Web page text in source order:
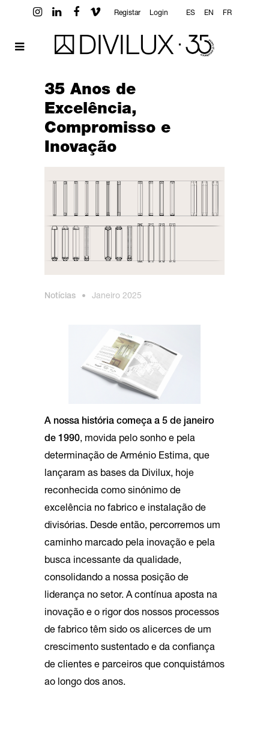
Registar Login ES EN FR
35 Anos de
Excelência,
Compromisso e
Inovação
Notícias • Janeiro 2025
A nossa história começa a 5 de janeiro
de 1990, movida pelo sonho e pela
determinação de Arménio Estima, que
lançaram as bases da Divilux, hoje
reconhecida como sinónimo de
excelência no fabrico e instalação de
divisórias. Desde então, percorremos um
caminho marcado pela inovação e pela
busca incessante da qualidade,
consolidando a nossa posição de
liderança no setor. A contínua aposta na
inovação e o rigor dos nossos processos
de fabrico têm sido os alicerces de um
crescimento sustentado e da confiança
de clientes e parceiros que conquistámos
ao longo dos anos.